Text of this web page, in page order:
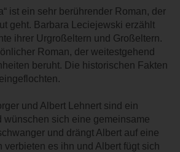
ist ein sehr berührender Roman, der
geht. Barbara Leciejewski erzählt
ihrer Urgroßeltern und Großeltern.
Roman, der weitestgehend
beruht. Die historischen Fakten
und Albert Lehnert sind ein
wünschen sich eine gemeinsame
und drängt Albert auf eine
verbieten es ihn und Albert fügt sich